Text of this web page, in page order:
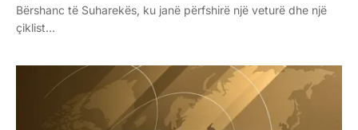
Bërshanc të Suharekës, ku janë përfshirë një veturë dhe një
çiklist…